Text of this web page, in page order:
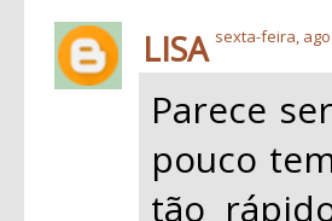
LISA sexta-feira,
Parece
pouco
tão